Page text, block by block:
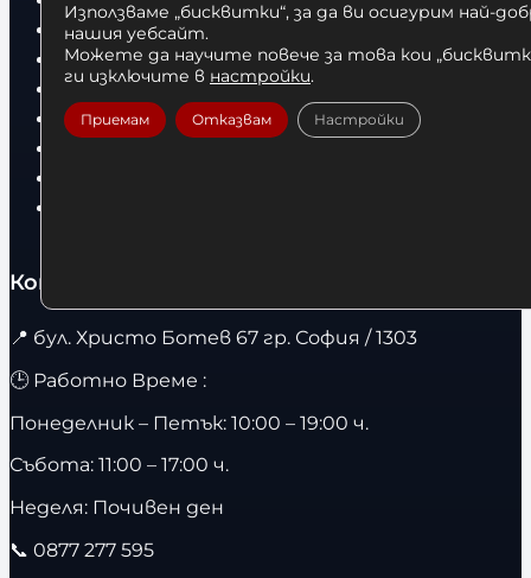
Боксови ръкавици
Дрехи
Детски дрехи
Суичъри
Контакти
📍 бул. Христо Ботев 67 гр. София / 1303
🕒 Работно Време :
Понеделник – Петък: 10:00 – 19:00 ч.
Събота: 11:00 – 17:00 ч.
Неделя: Почивен ден
📞 0877 277 595
Използваме „бисквитки“, за да ви осигурим най-
нашия уебсайт.
Можете да научите повече за това кои
ги изключите в настройки.
Приемам Отказвам Настройки